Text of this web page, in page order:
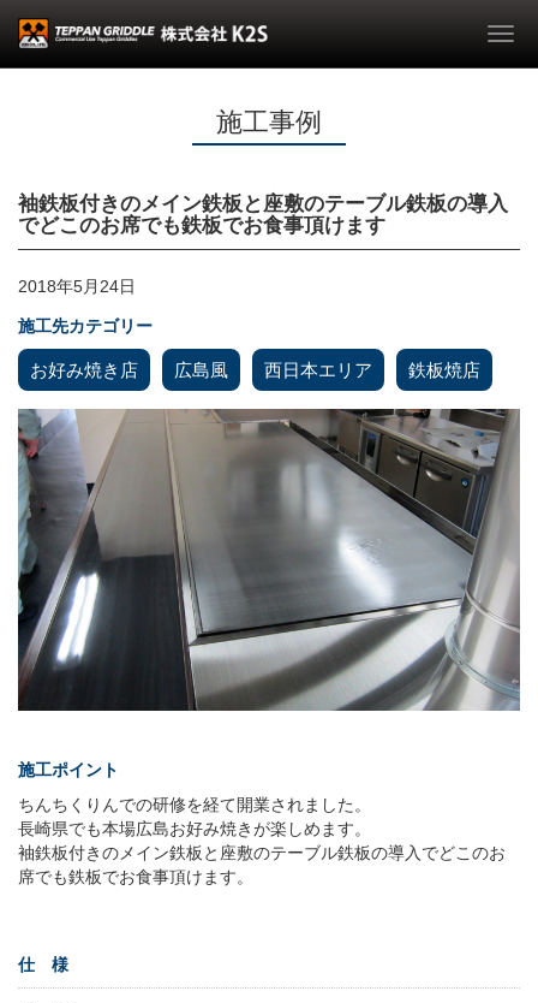
施工事例
袖鉄板付きのメイン鉄板と座敷のテーブル鉄板の導入
でどこのお席でも鉄板でお食事頂けます
2018年5月24日
施工先カテゴリー
お好み焼き店 広島風 西日本エリア 鉄板焼店
施工ポイント
ちんちくりんでの研修を経て開業されました。
長崎県でも本場広島お好み焼きが楽しめます。
袖鉄板付きのメイン鉄板と座敷のテーブル鉄板の導入でどこのお
席でも鉄板でお食事頂けます。
仕 様